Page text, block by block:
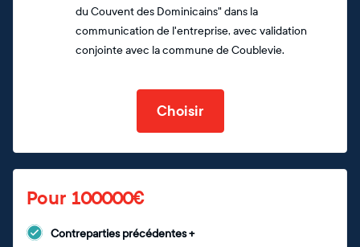
du Couvent des Dominicains" dans la
communication de l'entreprise, avec validation
conjointe avec la commune de Coublevie.
Choisir
Pour 100000€
Contreparties précédentes +